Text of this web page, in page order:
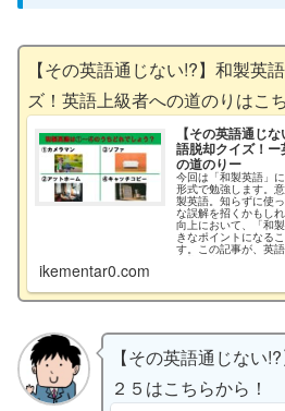
【その英語通じない!?】和製英
ズ！英語上級者への道のりはこ
【その英語通じ
語脱却クイズ！
の道のりー
今回は「和製英語」
形式で勉強します。
製英語。知らずに使
な誤解を招くかもし
向上において、「和
きなポイントになる
す。この記事が、英
皆様の息抜きになっ
りしてくれれば幸い
ikementar0.com
【その英語通じない
２５はこちらから！